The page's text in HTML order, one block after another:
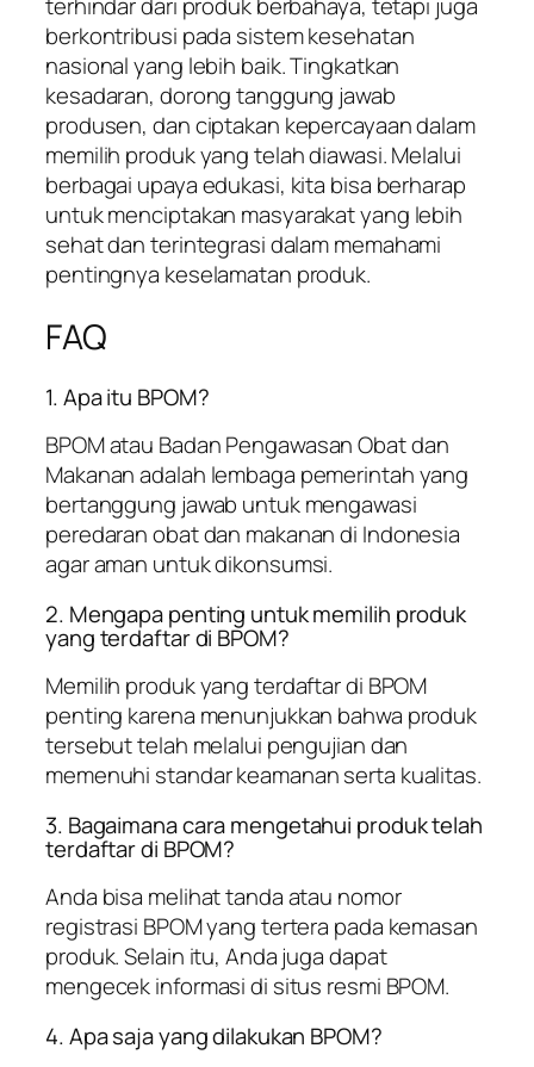
terhindar dari produk berbahaya, tetapi juga
berkontribusi pada sistem kesehatan
nasional yang lebih baik. Tingkatkan
kesadaran, dorong tanggung jawab
produsen, dan ciptakan kepercayaan dalam
memilih produk yang telah diawasi. Melalui
berbagai upaya edukasi, kita bisa berharap
untuk menciptakan masyarakat yang lebih
sehat dan terintegrasi dalam memahami
pentingnya keselamatan produk.
FAQ
1. Apa itu BPOM?
BPOM atau Badan Pengawasan Obat dan
Makanan adalah lembaga pemerintah yang
bertanggung jawab untuk mengawasi
peredaran obat dan makanan di Indonesia
agar aman untuk dikonsumsi.
2. Mengapa penting untuk memilih produk
yang terdaftar di BPOM?
Memilih produk yang terdaftar di BPOM
penting karena menunjukkan bahwa produk
tersebut telah melalui pengujian dan
memenuhi standar keamanan serta kualitas.
3. Bagaimana cara mengetahui produk telah
terdaftar di BPOM?
Anda bisa melihat tanda atau nomor
registrasi BPOM yang tertera pada kemasan
produk. Selain itu, Anda juga dapat
mengecek informasi di situs resmi BPOM.
4. Apa saja yang dilakukan BPOM?